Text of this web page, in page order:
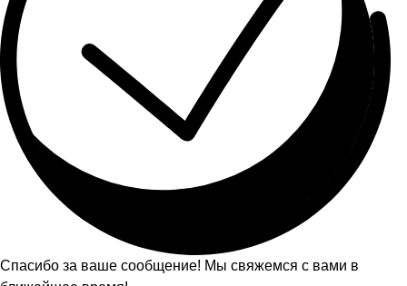
Спасибо за ваше сообщение! Мы свяжемся с вами в